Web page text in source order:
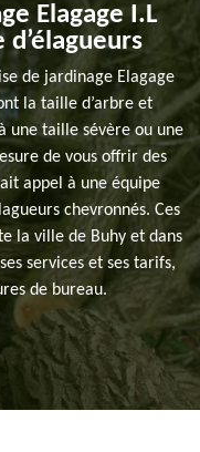
Elagage I.L
d’élagueurs
de jardinage Elagage
la taille d’arbre et
une taille sévère ou une
de vous offrir des
appel à une équipe
chevronnés. Ces
la ville de Buhy et dans
services et ses tarifs,
de bureau.